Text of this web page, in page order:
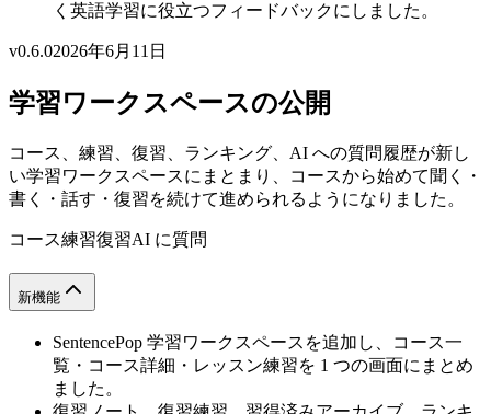
く英語学習に役立つフィードバックにしました。
v0.6.02026年6月11日
学習ワークスペースの公開
コース、練習、復習、ランキング、AI への質問履歴が新し
い学習ワークスペースにまとまり、コースから始めて聞く・
書く・話す・復習を続けて進められるようになりました。
コース練習復習AI に質問
新機能
SentencePop 学習ワークスペースを追加し、コース一
覧・コース詳細・レッスン練習を 1 つの画面にまとめ
ました。